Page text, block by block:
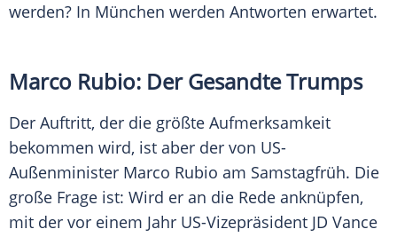
werden? In München werden Antworten erwartet.
Marco Rubio: Der Gesandte Trumps
Der Auftritt, der die größte Aufmerksamkeit
bekommen wird, ist aber der von US-
Außenminister Marco Rubio am Samstagfrüh. Die
große Frage ist: Wird er an die Rede anknüpfen,
mit der vor einem Jahr US-Vizepräsident JD Vance